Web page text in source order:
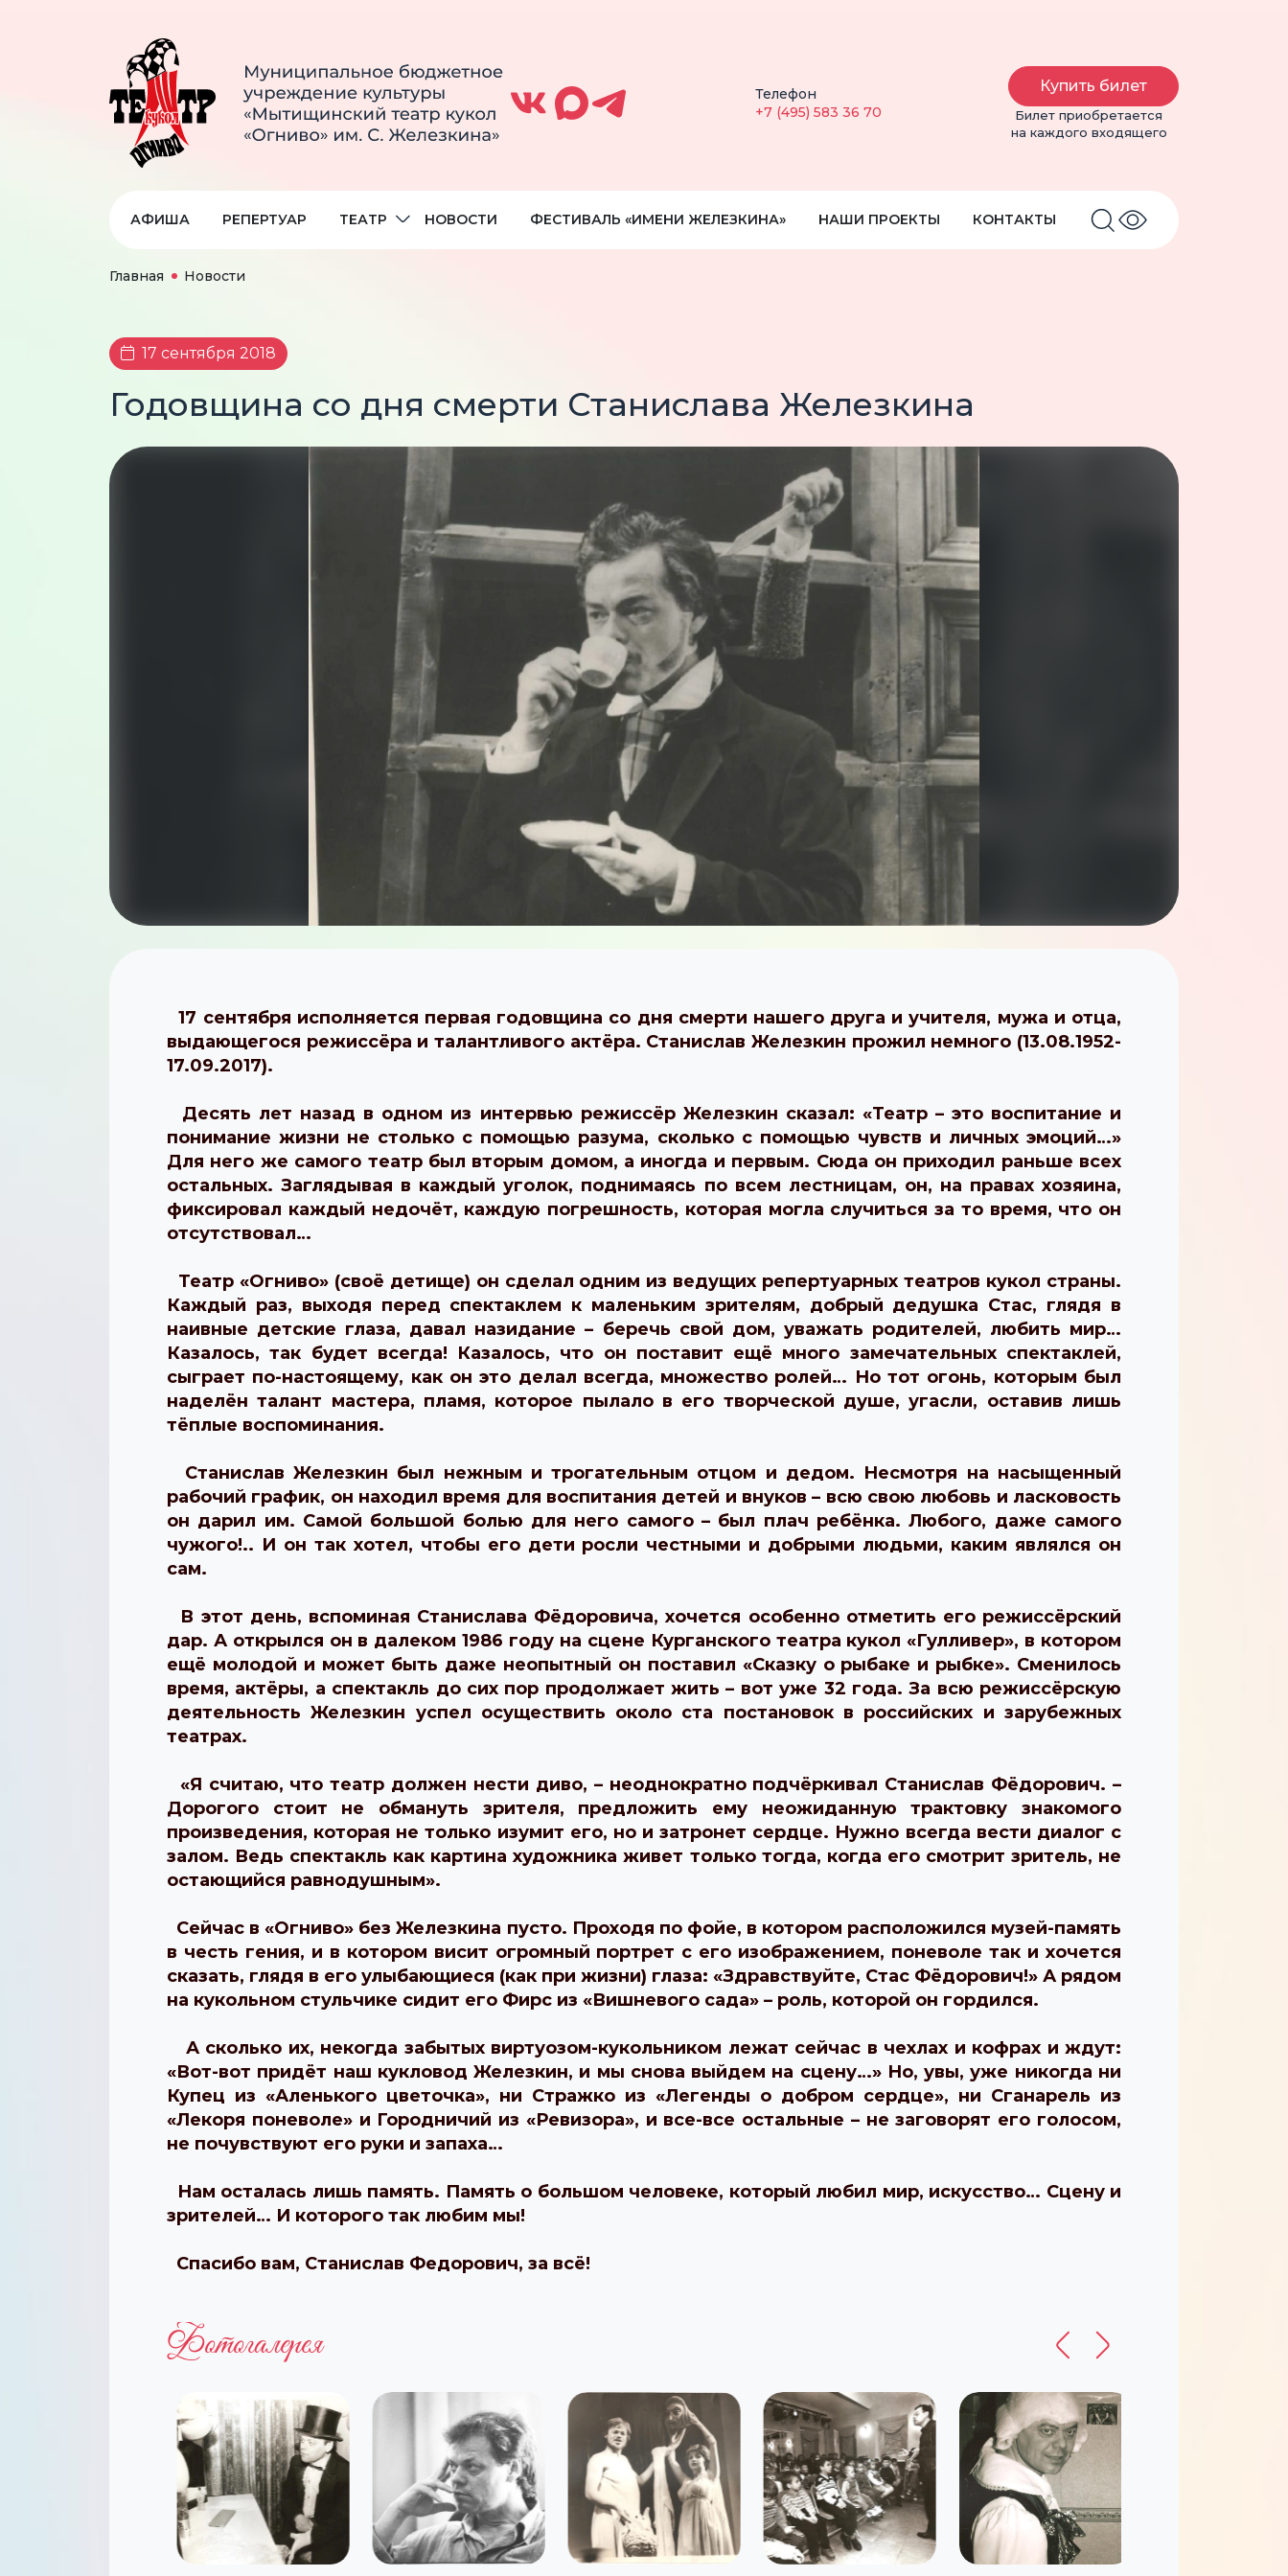
Телефон
+7 (495) 583 36 70
Билет приобретается
на каждого входящего
Купить билет
АФИША РЕПЕРТУАР ТЕАТР НОВОСТИ ФЕСТИВАЛЬ «ИМЕНИ ЖЕЛЕЗКИНА» НАШИ ПРОЕКТЫ КОНТАКТЫ
Главная Новости
17 сентября 2018
Годовщина со дня смерти Станислава Железкина
17 сентября исполняется первая годовщина со дня смерти нашего друга и учителя, мужа и отца,
выдающегося режиссёра и талантливого актёра. Станислав Железкин прожил немного (13.08.1952-
17.09.2017).
Десять лет назад в одном из интервью режиссёр Железкин сказал: «Театр – это воспитание и
понимание жизни не столько с помощью разума, сколько с помощью чувств и личных эмоций…»
Для него же самого театр был вторым домом, а иногда и первым. Сюда он приходил раньше всех
остальных. Заглядывая в каждый уголок, поднимаясь по всем лестницам, он, на правах хозяина,
фиксировал каждый недочёт, каждую погрешность, которая могла случиться за то время, что он
отсутствовал…
Театр «Огниво» (своё детище) он сделал одним из ведущих репертуарных театров кукол страны.
Каждый раз, выходя перед спектаклем к маленьким зрителям, добрый дедушка Стас, глядя в
наивные детские глаза, давал назидание – беречь свой дом, уважать родителей, любить мир…
Казалось, так будет всегда! Казалось, что он поставит ещё много замечательных спектаклей,
сыграет по-настоящему, как он это делал всегда, множество ролей… Но тот огонь, которым был
наделён талант мастера, пламя, которое пылало в его творческой душе, угасли, оставив лишь
тёплые воспоминания.
Станислав Железкин был нежным и трогательным отцом и дедом. Несмотря на насыщенный
рабочий график, он находил время для воспитания детей и внуков – всю свою любовь и ласковость
он дарил им. Самой большой болью для него самого – был плач ребёнка. Любого, даже самого
чужого!.. И он так хотел, чтобы его дети росли честными и добрыми людьми, каким являлся он
сам.
В этот день, вспоминая Станислава Фёдоровича, хочется особенно отметить его режиссёрский
дар. А открылся он в далеком 1986 году на сцене Курганского театра кукол «Гулливер», в котором
ещё молодой и может быть даже неопытный он поставил «Сказку о рыбаке и рыбке». Сменилось
время, актёры, а спектакль до сих пор продолжает жить – вот уже 32 года. За всю режиссёрскую
деятельность Железкин успел осуществить около ста постановок в российских и зарубежных
театрах.
«Я считаю, что театр должен нести диво, – неоднократно подчёркивал Станислав Фёдорович. –
Дорогого стоит не обмануть зрителя, предложить ему неожиданную трактовку знакомого
произведения, которая не только изумит его, но и затронет сердце. Нужно всегда вести диалог с
залом. Ведь спектакль как картина художника живет только тогда, когда его смотрит зритель, не
остающийся равнодушным».
Сейчас в «Огниво» без Железкина пусто. Проходя по фойе, в котором расположился музей-память
в честь гения, и в котором висит огромный портрет с его изображением, поневоле так и хочется
сказать, глядя в его улыбающиеся (как при жизни) глаза: «Здравствуйте, Стас Фёдорович!» А рядом
на кукольном стульчике сидит его Фирс из «Вишневого сада» – роль, которой он гордился.
А сколько их, некогда забытых виртуозом-кукольником лежат сейчас в чехлах и кофрах и ждут:
«Вот-вот придёт наш кукловод Железкин, и мы снова выйдем на сцену…» Но, увы, уже никогда ни
Купец из «Аленького цветочка», ни Стражко из «Легенды о добром сердце», ни Сганарель из
«Лекоря поневоле» и Городничий из «Ревизора», и все-все остальные – не заговорят его голосом,
не почувствуют его руки и запаха…
Нам осталась лишь память. Память о большом человеке, который любил мир, искусство… Сцену и
зрителей… И которого так любим мы!
Спасибо вам, Станислав Федорович, за всё!
Фотогалерея